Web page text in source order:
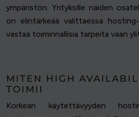
ympäristön. Yrityksille näiden
on elintärkeää valittaessa
vastaa toiminnallisia tarpeita vaan
MITEN HIGH
TOIMII
Korkean käytettävyyden